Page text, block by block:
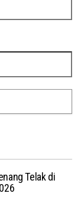
Telak di